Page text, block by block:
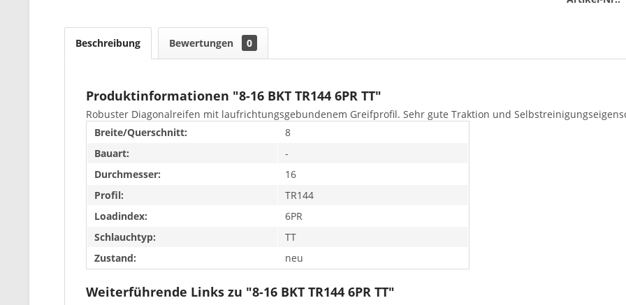
Beschreibung Bewertungen 0
Produktinformationen "8-16 BKT TR144 6PR TT"
Robuster Diagonalreifen mit laufrichtungsgebundenem Greifprofil. Sehr gute Traktion und
Breite/Querschnitt:
8
Bauart:
-
Durchmesser:
16
Profil:
TR144
Loadindex:
6PR
Schlauchtyp:
TT
Zustand:
neu
Weiterführende Links zu "8-16 BKT TR144 6PR TT"